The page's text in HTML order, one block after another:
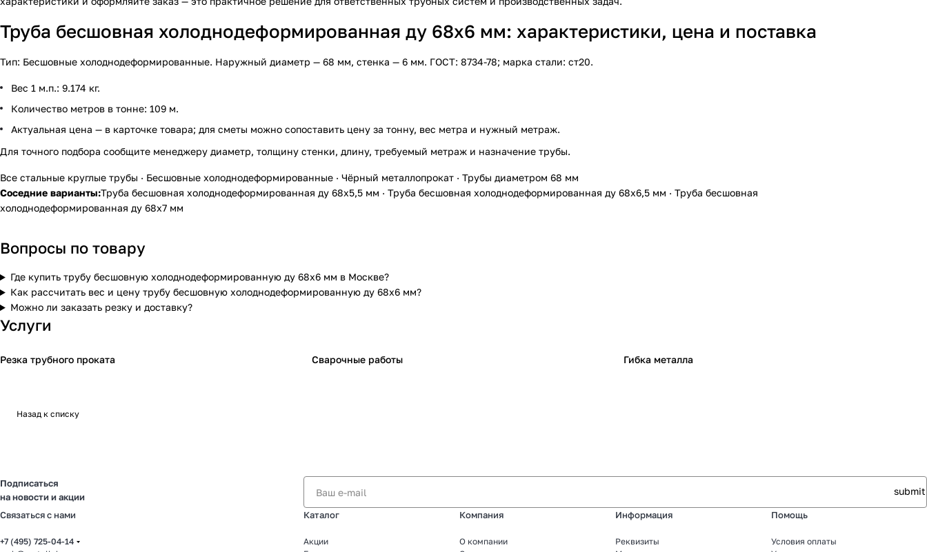
Труба бесшовная холоднодеформированная ду 68х6 мм: характеристики, цена и поставка
Тип: Бесшовные холоднодеформированные. Наружный диаметр — 68 мм, стенка — 6 мм. ГОСТ: 8734-78; марка стали: ст20.
Вес 1 м.п.: 9.174 кг.
Количество метров в тонне: 109 м.
Актуальная цена — в карточке товара; для сметы можно сопоставить цену за тонну, вес метра и нужный метраж.
Для точного подбора сообщите менеджеру диаметр, толщину стенки, длину, требуемый метраж и назначение трубы.
Все стальные круглые трубы · Бесшовные холоднодеформированные · Чёрный металлопрокат · Трубы диаметром 68 мм
Соседние варианты:Труба бесшовная холоднодеформированная ду 68х5,5 мм · Труба бесшовная холоднодеформированная ду 68х6,5 мм · Труба бесшовная
холоднодеформированная ду 68х7 мм
Вопросы по товару
Где купить трубу бесшовную холоднодеформированную ду 68х6 мм в Москве?
Как рассчитать вес и цену трубу бесшовную холоднодеформированную ду 68х6 мм?
Можно ли заказать резку и доставку?
Услуги
Резка трубного проката Сварочные работы Гибка металла
Назад к списку
Подписаться
на новости и акции
Связаться с нами
+7 (495) 725-04-14
Каталог
Акции
Компания
О компании
Информация
Реквизиты
Помощь
Условия оплаты